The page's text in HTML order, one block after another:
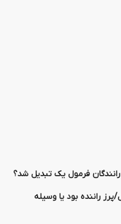
فرمول یک تبدیل شد؟
راننده بود یا وسیله